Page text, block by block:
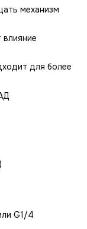
механизм
для более
G1/4